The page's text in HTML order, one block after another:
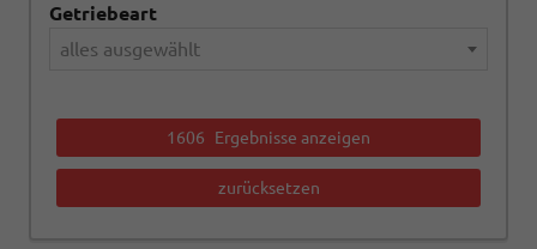
Getriebeart
alles ausgewählt
1606 Ergebnisse anzeigen
zurücksetzen